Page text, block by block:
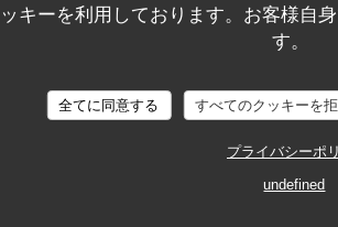
キーを利用しております。お客様自
す。
全てに同意する すべてのクッキーを
プライバシーポ
undefined
que nous sommes avons été ravis !
excellents, nous y reviendrons !